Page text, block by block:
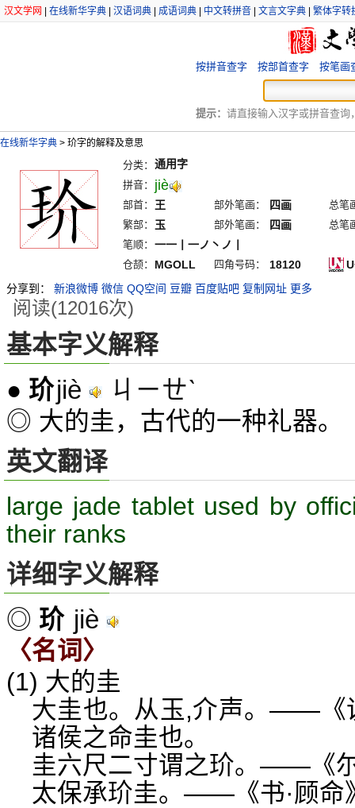
汉文学网 在线新华字典 汉语词典 成语词典 中文转拼音 文言文字典 繁体字转
按拼音查字 按部首查字 按笔画
提示： 请直接输入汉字或拼音查询
在线新华字典 > 玠字的解释及意思
分类： 通用字
拼音： jiè
部首： 王 部外笔画： 四画
总笔
繁部：
玉 部外笔画： 四画
总笔
笔顺： 一一丨一ノ丶ノ丨
仓颉： MGOLL 四角号码： 18120
分享到：
新浪微博 微信 QQ空间 豆瓣 百度贴吧 复制网址 更多
阅读(12016次)
基本字义解释
● 玠jiè ㄐㄧㄝˋ
◎ 大的圭，古代的一种礼器。
英文翻译
large jade tablet used by
their ranks
详细字义解释
◎ 玠 jiè
〈名词〉
(1) 大的圭
大圭也。从玉,介声。——《
诸侯之命圭也。
圭六尺二寸谓之玠。——《
太保承玠圭。——《书·顾命